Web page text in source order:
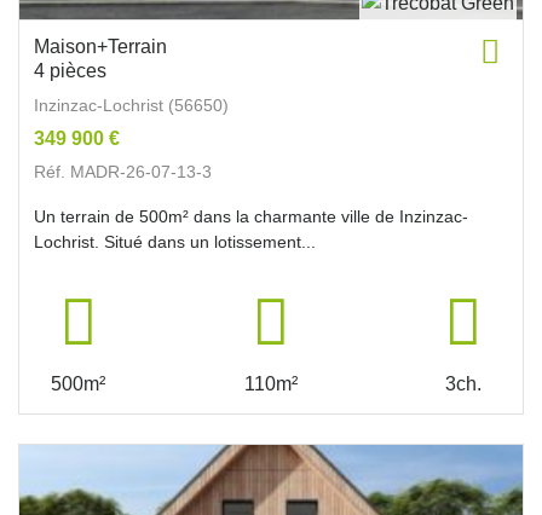
Maison+Terrain
4 pièces
Inzinzac-Lochrist (56650)
349 900 €
Réf. MADR-26-07-13-3
Un terrain de 500m² dans la charmante ville de Inzinzac-
Lochrist. Situé dans un lotissement...
500m² 110m² 3ch.